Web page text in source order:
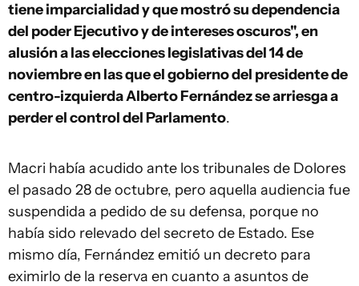
tiene imparcialidad y que mostró su dependencia
del poder Ejecutivo y de intereses oscuros", en
alusión a las elecciones legislativas del 14 de
noviembre en las que el gobierno del presidente de
centro-izquierda Alberto Fernández se arriesga a
perder el control del Parlamento.
Macri había acudido ante los tribunales de Dolores
el pasado 28 de octubre, pero aquella audiencia fue
suspendida a pedido de su defensa, porque no
había sido relevado del secreto de Estado. Ese
mismo día, Fernández emitió un decreto para
eximirlo de la reserva en cuanto a asuntos de